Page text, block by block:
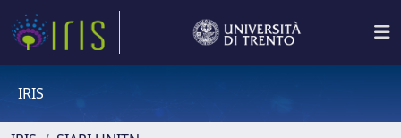
IRIS